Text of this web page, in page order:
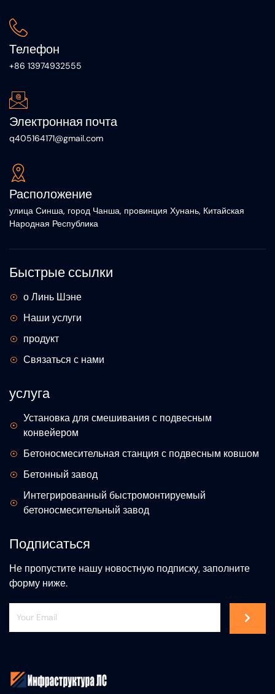
Телефон
+86 13974932555
Электронная почта
q405164171@gmail.com
Расположение
улица Синша, город Чанша, провинция Хунань, Китайская
Народная Республика
Быстрые ссылки
о Линь Шэне
Наши услуги
продукт
Связаться с нами
услуга
Установка для смешивания с подвесным
конвейером
Бетоносмесительная станция с подвесным ковшом
Бетонный завод
Интегрированный быстромонтируемый
бетоносмесительный завод
Подписаться
Не пропустите нашу новостную подписку, заполните
форму ниже.